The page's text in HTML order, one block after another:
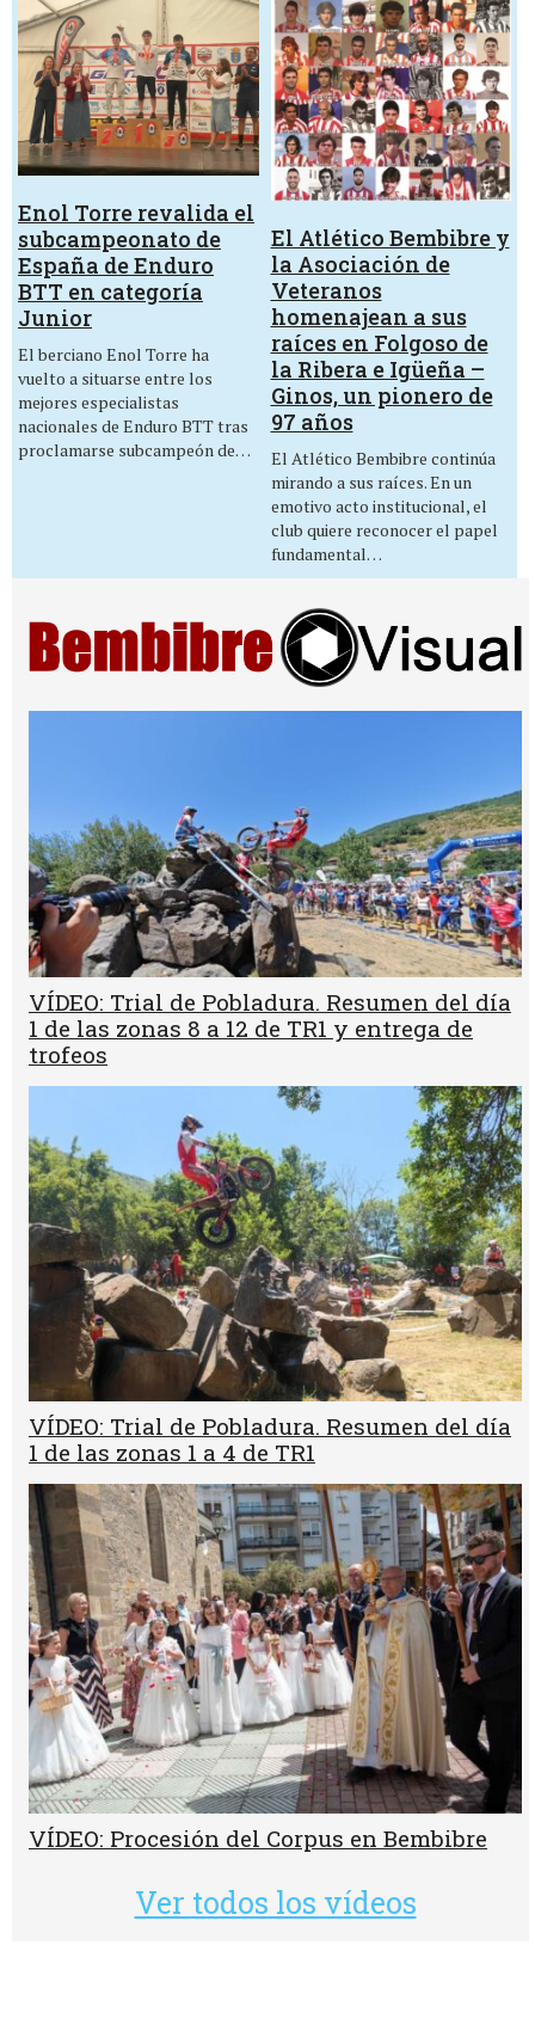
Enol Torre revalida el
subcampeonato de
España de Enduro
BTT en categoría
Junior
El berciano Enol Torre ha
vuelto a situarse entre los
mejores especialistas
nacionales de Enduro BTT tras
proclamarse subcampeón de…
El Atlético Bembibre y
la Asociación de
Veteranos
homenajean a sus
raíces en Folgoso de
la Ribera e Igüeña –
Ginos, un pionero de
97 años
El Atlético Bembibre continúa
mirando a sus raíces. En un
emotivo acto institucional, el
club quiere reconocer el papel
fundamental…
VÍDEO: Trial de Pobladura. Resumen del día
1 de las zonas 8 a 12 de TR1 y entrega de
trofeos
VÍDEO: Trial de Pobladura. Resumen del día
1 de las zonas 1 a 4 de TR1
VÍDEO: Procesión del Corpus en Bembibre
Ver todos los vídeos